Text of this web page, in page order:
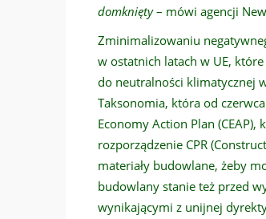
domknięty– mówi agencji
Zminimalizowaniu
w ostatnich latach w UE,
do neutralności klimatycznej
Taksonomia, która od
Economy Action Plan
rozporządzenie CPR
materiały budowlane, żeby
budowlany stanie też przed
wynikającymi z unijnej